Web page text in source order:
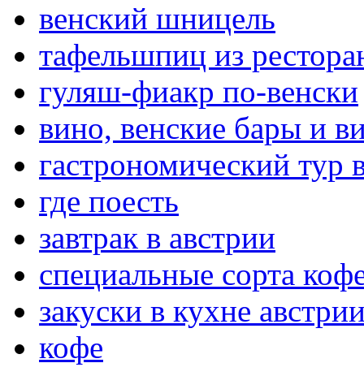
венский шницель
тафельшпиц из
гуляш-фиакр по-венски
вино, венские бары и
гастрономический тур
где поесть
завтрак в австрии
специальные сорта
закуски в кухне
кофе